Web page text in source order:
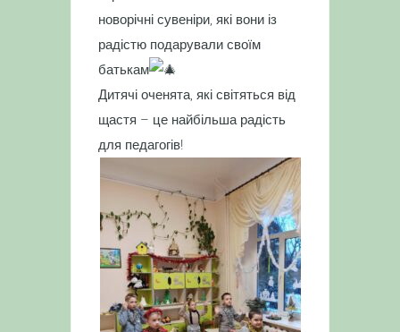
новорічні сувеніри, які вони із
радістю подарували своїм
батькам
Дитячі оченята, які світяться від
щастя – це найбільша радість
для педагогів!